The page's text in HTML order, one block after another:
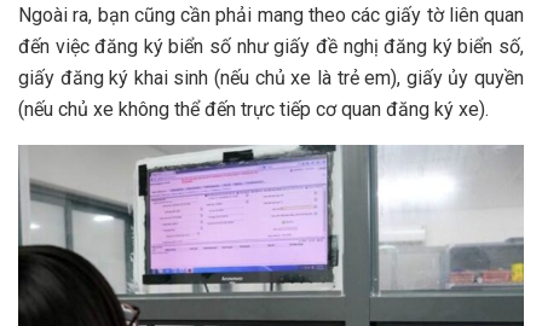
Ngoài ra, bạn cũng cần phải mang theo các giấy tờ liên quan
đến việc đăng ký biển số như giấy đề nghị đăng ký biển số,
giấy đăng ký khai sinh (nếu chủ xe là trẻ em), giấy ủy quyền
(nếu chủ xe không thể đến trực tiếp cơ quan đăng ký xe).